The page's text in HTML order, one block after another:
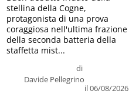
di
Davide Pellegrino
il 06/08/2026
stellina della Cogne,
protagonista di una prova
coraggiosa nell'ultima frazione
della seconda batteria della
staffetta mist...